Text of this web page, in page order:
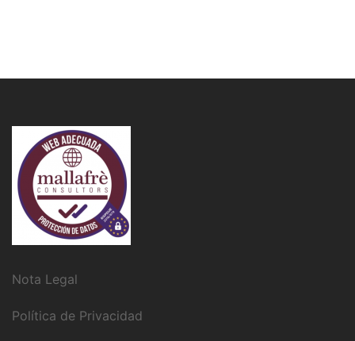
Nota Legal
Política de Privacidad